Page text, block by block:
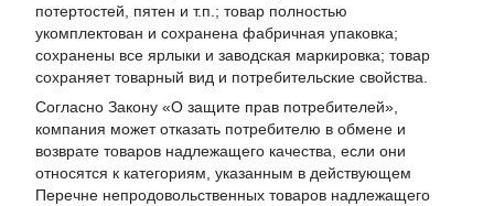
потертостей, пятен и т.п.; товар полностью
укомплектован и сохранена фабричная упаковка;
сохранены все ярлыки и заводская маркировка; товар
сохраняет товарный вид и потребительские свойства.
Согласно Закону «О защите прав потребителей»,
компания может отказать потребителю в обмене и
возврате товаров надлежащего качества, если они
относятся к категориям, указанным в действующем
Перечне непродовольственных товаров надлежащего